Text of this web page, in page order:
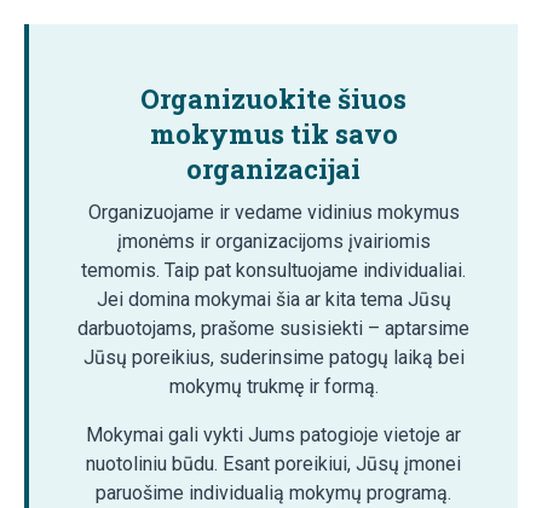
Organizuokite šiuos
mokymus tik savo
organizacijai
Organizuojame ir vedame vidinius mokymus
įmonėms ir organizacijoms įvairiomis
temomis. Taip pat konsultuojame individualiai.
Jei domina mokymai šia ar kita tema Jūsų
darbuotojams, prašome susisiekti – aptarsime
Jūsų poreikius, suderinsime patogų laiką bei
mokymų trukmę ir formą.
Mokymai gali vykti Jums patogioje vietoje ar
nuotoliniu būdu. Esant poreikiui, Jūsų įmonei
paruošime individualią mokymų programą.